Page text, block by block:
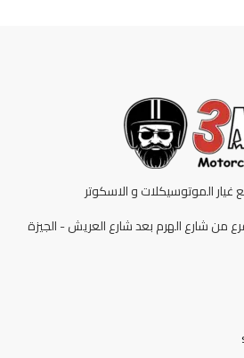
الموتوسيكلات و الاسكوتر
من شارع الهرم بعد شارع العريش - الجيزة